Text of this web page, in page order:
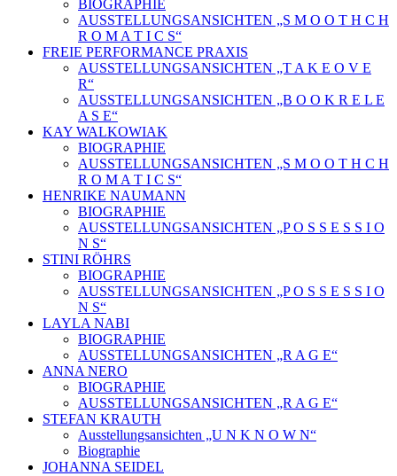
BIOGRAPHIE
AUSSTELLUNGSANSICHTEN „S M O O T H C H
R O M A T I C S“
FREIE PERFORMANCE PRAXIS
AUSSTELLUNGSANSICHTEN „T A K E O V E
R“
AUSSTELLUNGSANSICHTEN „B O O K R E L E
A S E“
KAY WALKOWIAK
BIOGRAPHIE
AUSSTELLUNGSANSICHTEN „S M O O T H C H
R O M A T I C S“
HENRIKE NAUMANN
BIOGRAPHIE
AUSSTELLUNGSANSICHTEN „P O S S E S S I O
N S“
STINI RÖHRS
BIOGRAPHIE
AUSSTELLUNGSANSICHTEN „P O S S E S S I O
N S“
LAYLA NABI
BIOGRAPHIE
AUSSTELLUNGSANSICHTEN „R A G E“
ANNA NERO
BIOGRAPHIE
AUSSTELLUNGSANSICHTEN „R A G E“
STEFAN KRAUTH
Ausstellungsansichten „U N K N O W N“
Biographie
JOHANNA SEIDEL